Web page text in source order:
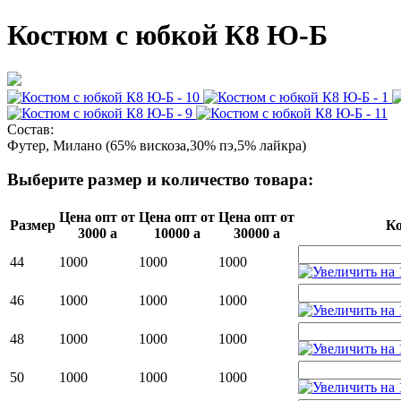
Костюм с юбкой К8 Ю-Б
Состав:
Футер, Милано (65% вискоза,30% пэ,5% лайкра)
Выберите размер и количество товара:
Размер
Цена опт от
3000 a
Цена опт от
10000 a
Цена опт от
30000 a
44 1000 1000 1000
46 1000 1000 1000
48 1000 1000 1000
50 1000 1000 1000